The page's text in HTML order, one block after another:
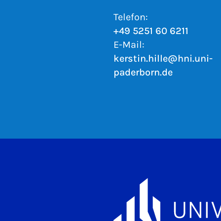
Telefon:
+49 5251 60 6211
E-Mail:
kerstin.hille@hni.uni-
paderborn.de